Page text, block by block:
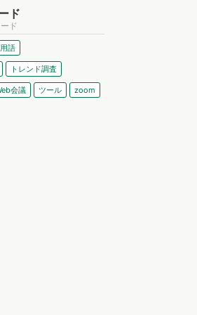
ド
ド
語
トレンド調査
会議 ツール zoom